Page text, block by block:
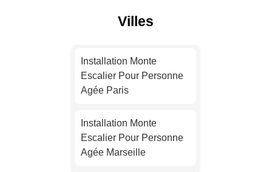
Villes
Installation Monte
Escalier Pour Personne
Agée Paris
Installation Monte
Escalier Pour Personne
Agée Marseille